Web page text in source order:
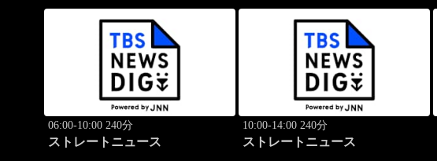
06:00-10:00 240分
ストレートニュース
10:00-14:00 240分
ストレートニュース